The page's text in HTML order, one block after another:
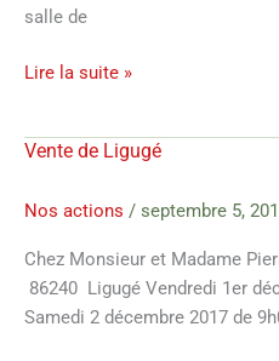
salle de
Lire la suite »
Vente de Ligugé
Nos actions / septembre 5,
Chez Monsieur et Madame
86240 Ligugé Vendredi 1er
Samedi 2 décembre 2017 de
Vente
Ligugé